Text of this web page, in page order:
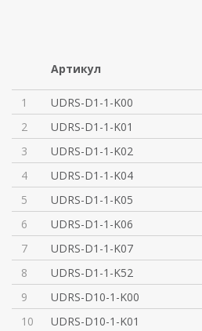
Артикул
1 UDRS-D1-1-K00
2
UDRS-D1-1-K01
3
UDRS-D1-1-K02
4
UDRS-D1-1-K04
5
UDRS-D1-1-K05
6
UDRS-D1-1-K06
7
UDRS-D1-1-K07
8
UDRS-D1-1-K52
9
UDRS-D10-1-K00
10
UDRS-D10-1-K01